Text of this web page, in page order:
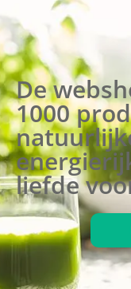
De
1000
liefde